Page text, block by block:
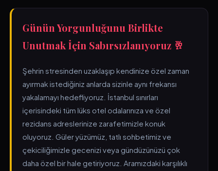
Günün Yorgunluğunu Birlikte
Unutmak İçin Sabırsızlanıyoruz 🥂
Şehrin stresinden uzaklaşıp kendinize özel zaman
ayırmak istediğiniz anlarda sizinle aynı frekansı
yakalamayı hedefliyoruz. İstanbul sınırları
içerisindeki tüm lüks otel odalarınıza ve özel
rezidans adreslerinize zarafetimizle konuk
oluyoruz. Güler yüzümüz, tatlı sohbetimiz ve
çekiciliğimizle gecenizi veya gündüzünüzü çok
daha özel bir hale getiriyoruz. Aramızdaki karşılıklı